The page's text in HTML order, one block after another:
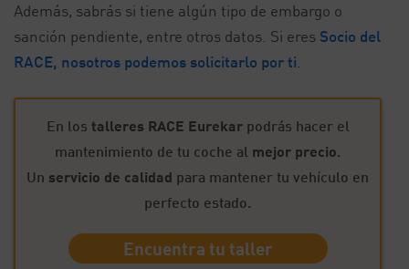
Además, sabrás si tiene algún tipo de embargo o
sanción pendiente, entre otros datos. Si eres Socio del
RACE, nosotros podemos solicitarlo por ti
En los talleres RACE Eurekarpodrás hacer el
mantenimiento de tu coche al mejor precio.
Un servicio de calidad para mantener tu vehículo en
perfecto estado.
Encuentra tu taller